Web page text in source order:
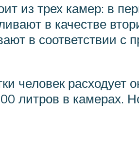
из трех камер: в
в качестве
в соответствии с
человек расходует
литров в камерах.